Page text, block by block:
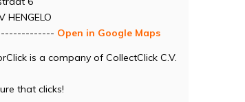
HENGELO
Open in Google Maps
is a company of CollectClick C.V.
that clicks!